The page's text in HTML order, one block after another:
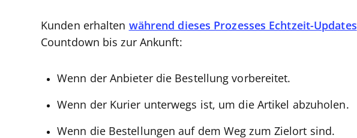
Kunden erhalten während dieses Prozesses Echtzeit-Updates
Countdown bis zur Ankunft:
Wenn der Anbieter die Bestellung vorbereitet.
Wenn der Kurier unterwegs ist, um die Artikel abzuholen.
Wenn die Bestellungen auf dem Weg zum Zielort sind.